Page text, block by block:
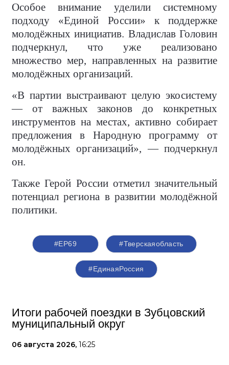
Особое внимание уделили системному
подходу «Единой России» к поддержке
молодёжных инициатив. Владислав Головин
подчеркнул, что уже реализовано
множество мер, направленных на развитие
молодёжных организаций.
«В партии выстраивают целую экосистему
— от важных законов до конкретных
инструментов на местах, активно собирает
предложения в Народную программу от
молодёжных организаций», — подчеркнул
он.
Также Герой России отметил значительный
потенциал региона в развитии молодёжной
политики.
#ЕР69 #Тверскаяобласть
#‎ЕдинаяРоссия
Итоги рабочей поездки в Зубцовский
муниципальный округ
06 августа 2026, 16:25